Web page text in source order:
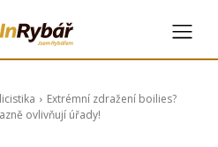
Extrémní zdražení boilies?
ovlivňují úřady!